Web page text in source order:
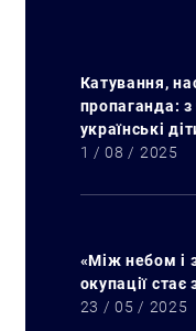
Катування,
пропаганда:
українські
1 / 08 / 2025
«Між небом і
окупації стає
23 / 05 / 2025